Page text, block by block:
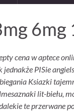
6mg
cena w aptece
jednakże PISie
Ksiazki
lit-biełu,
te przerwane